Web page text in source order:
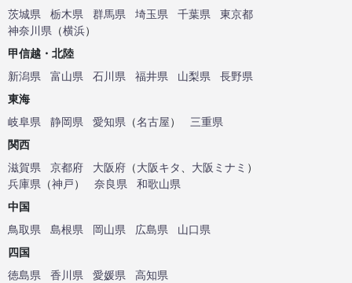
茨城県
栃木県 群馬県 埼玉県 千葉県
東京都
神奈川県 （横浜）
甲信越・北陸
新潟県
富山県 石川県 福井県 山梨県
長野県
東海
岐阜県
静岡県 愛知県 （名古屋）
三重県
関西
滋賀県
京都府 大阪府 （大阪キタ 大阪ミナミ ）
兵庫県 （神戸） 奈良県
和歌山県
中国
鳥取県
島根県 岡山県 広島県
山口県
四国
徳島県
香川県 愛媛県
高知県